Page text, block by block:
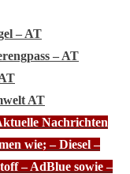
– AT
– AT
AT
Nachrichten
wie; – Diesel –
– AdBlue sowie –